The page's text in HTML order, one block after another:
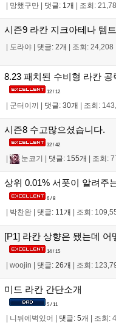
| 망했구만 | 댓글: 1개 | 조회:
시즌9 라칸 지크아테나 템
| 도라야 | 댓글: 2개 | 조회: 24,208
8.23 패치된 수비형 라칸 공
12 / 12
| 군터이끼 | 댓글: 30개 | 조회:
시즌8 수고많으셨습니다.
32 / 42
눈코기 댓글: 155개 조회:
상위 0.01% 서폿이 알려주
6 / 8
| 박찬완 | 댓글: 11개 | 조회:
[P1] 라칸 상향은 됐는데 어
14 / 15
woojin 댓글: 26개 조회:
미드 라칸 간단소개
5 / 11
니뒤에벽있어 댓글: 5개 조회: